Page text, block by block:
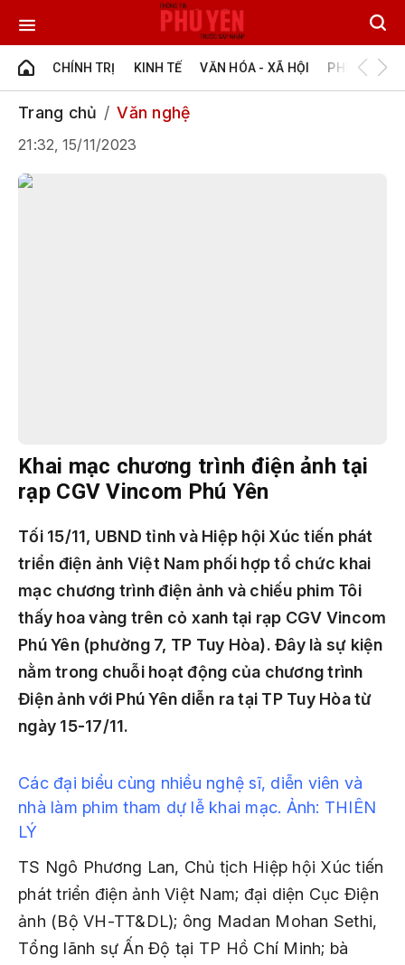
CHÍNH TRỊ KINH TẾ VĂN HÓA - XÃ HỘI PHÚ YÊN -
Trang chủ Văn nghệ
21:32, 15/11/2023
Khai mạc chương trình điện ảnh tại
rạp CGV Vincom Phú Yên
Tối 15/11, UBND tỉnh và Hiệp hội Xúc tiến phát
triển điện ảnh Việt Nam phối hợp tổ chức khai
mạc chương trình điện ảnh và chiếu phim Tôi
thấy hoa vàng trên cỏ xanh tại rạp CGV Vincom
Phú Yên (phường 7, TP Tuy Hòa). Đây là sự kiện
nằm trong chuỗi hoạt động của chương trình
Điện ảnh với Phú Yên diễn ra tại TP Tuy Hòa từ
ngày 15-17/11.
Các đại biểu cùng nhiều nghệ sĩ, diễn viên và
nhà làm phim tham dự lễ khai mạc. Ảnh: THIÊN
LÝ
TS Ngô Phương Lan, Chủ tịch Hiệp hội Xúc tiến
phát triển điện ảnh Việt Nam; đại diện Cục Điện
ảnh (Bộ VH-TT&DL); ông Madan Mohan Sethi,
Tổng lãnh sự Ấn Độ tại TP Hồ Chí Minh; bà